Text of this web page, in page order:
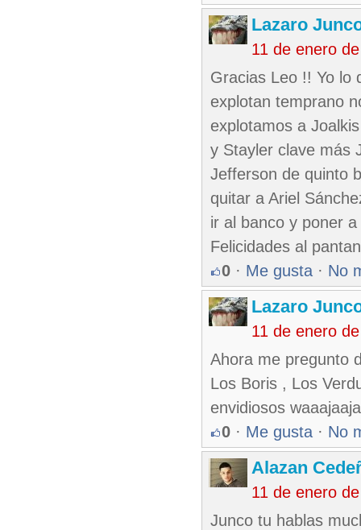
Lazaro
11 de enero
Gracias Leo !! Yo lo
explotan temprano
explotamos a
y Stayler clave más
Jefferson de quinto
quitar a Ariel
ir al banco y poner
Felicidades al
0 · Me gusta · No
Lazaro
11 de enero
Ahora me pregunto
Los Boris , Los
envidiosos
0 · Me gusta · No
Alazan
11 de enero
Junco tu hablas